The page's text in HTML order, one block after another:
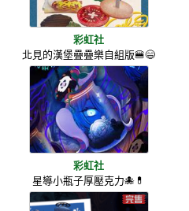
彩虹社
北見的漢堡疊疊樂自組版🍔😄
彩虹社
星導小瓶子厚壓克力🐙💊